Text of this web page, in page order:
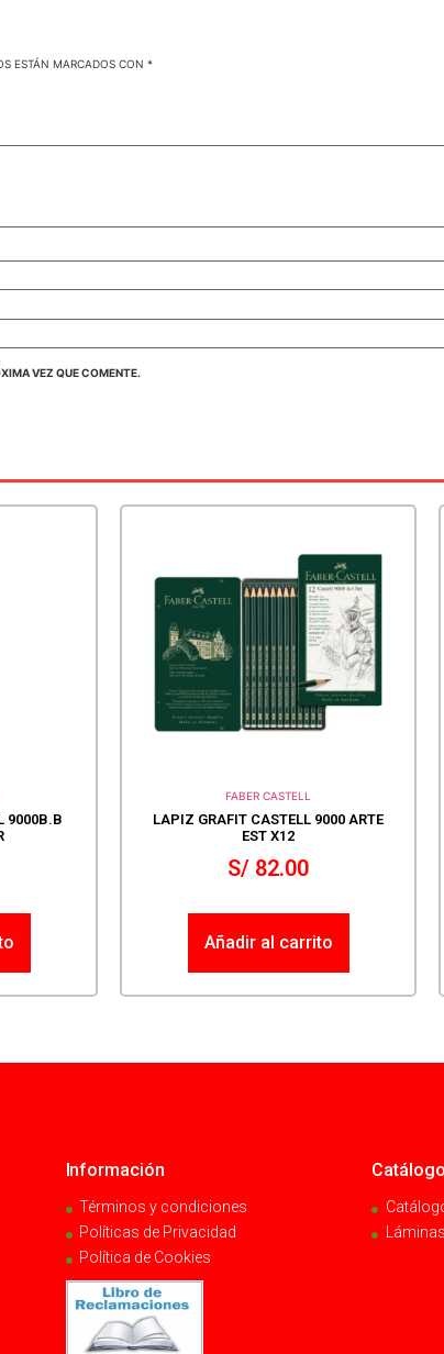
ESTÁN MARCADOS CON *
VEZ QUE COMENTE.
9000B.B
FABER CASTELL
LAPIZ GRAFIT CASTELL 9000 ARTE
EST X12
S/ 82.00
Añadir al carrito
Información
Términos y condiciones
Políticas de Privacidad
Política de Cookies